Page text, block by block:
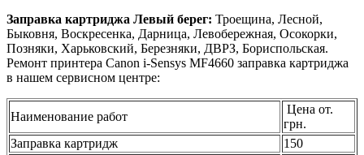
Заправка картриджа Левый берег: Троещина, Лесной,
Быковня, Воскресенка, Дарница, Левобережная, Осокорки,
Позняки, Харьковский, Березняки, ДВРЗ, Бориспольская.
Ремонт принтера Canon i-Sensys MF4660 заправка картриджа
в нашем сервисном центре:
Наименование работ
Цена от.
грн.
Заправка картридж
150